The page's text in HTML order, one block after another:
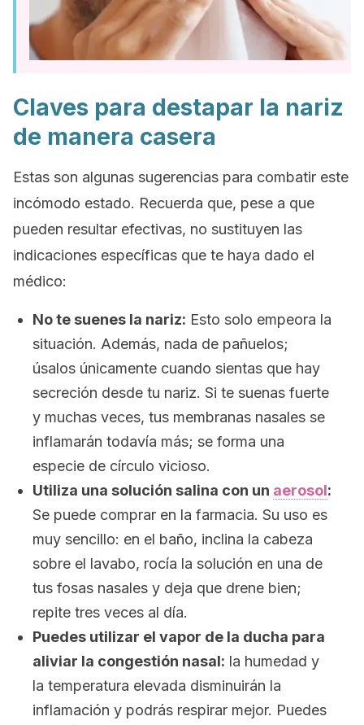
Claves para destapar la nariz
de manera casera
Estas son algunas sugerencias para combatir este
incómodo estado. Recuerda que, pese a que
pueden resultar efectivas, no sustituyen las
indicaciones específicas que te haya dado el
médico:
No te suenes la nariz: Esto solo empeora la
situación. Además, nada de pañuelos;
úsalos únicamente cuando sientas que hay
secreción desde tu nariz. Si te suenas fuerte
y muchas veces, tus membranas nasales se
inflamarán todavía más; se forma una
especie de círculo vicioso.
Utiliza una solución salina con un aerosol:
Se puede comprar en la farmacia. Su uso es
muy sencillo: en el baño, inclina la cabeza
sobre el lavabo, rocía la solución en una de
tus fosas nasales y deja que drene bien;
repite tres veces al día.
Puedes utilizar el vapor de la ducha para
aliviar la congestión nasal: la humedad y
la temperatura elevada disminuirán la
inflamación y podrás respirar mejor. Puedes